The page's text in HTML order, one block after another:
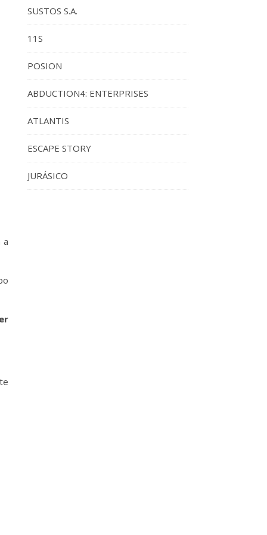
a
SUSTOS S.A.
11S
POSION
ABDUCTION4: ENTERPRISES
ATLANTIS
ESCAPE STORY
JURÁSICO